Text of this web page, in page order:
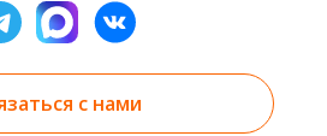
с нами